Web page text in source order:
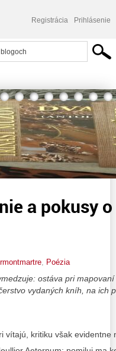
Registrácia Prihlásenie
v poézii a piesni
a pokusy
rmontmartre Poézia
ostáva pri
vydaných kníh, na ich
vítajú, kritiku však evidentne